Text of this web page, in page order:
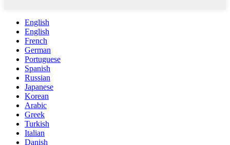
English
English
French
German
Portuguese
Spanish
Russian
Japanese
Korean
Arabic
Greek
Turkish
Italian
Danish